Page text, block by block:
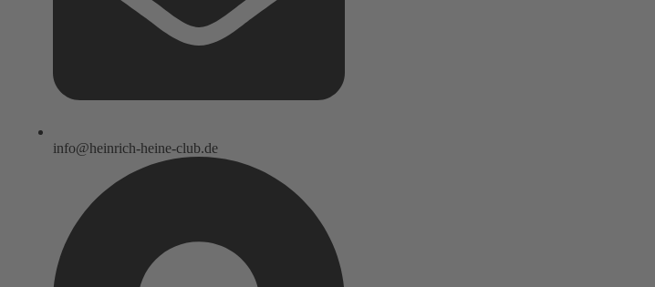
info@heinrich-heine-club.de